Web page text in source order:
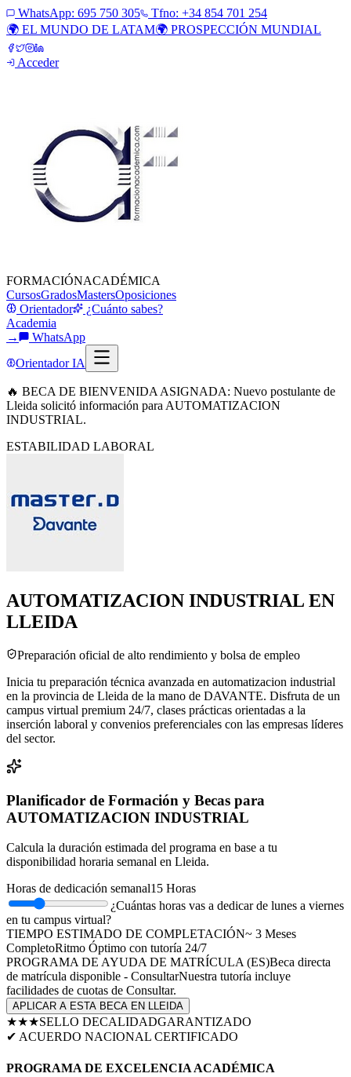
WhatsApp: 695 750 305
Tfno: +34 854 701 254
🌍 EL MUNDO DE LATAM🌍 PROSPECCIÓN MUNDIAL
Acceder
FORMACIÓNACADÉMICA
CursosGradosMastersOposiciones
Orientador
¿Cuánto sabes?
Academia
→
WhatsApp
Orientador IA
🔥 BECA DE BIENVENIDA ASIGNADA: Nuevo postulante de
Lleida solicitó información para AUTOMATIZACION
INDUSTRIAL.
ESTABILIDAD LABORAL
AUTOMATIZACION INDUSTRIAL EN
LLEIDA
Preparación oficial de alto rendimiento y bolsa de empleo
Inicia tu preparación técnica avanzada en automatizacion industrial
en la provincia de Lleida de la mano de DAVANTE. Disfruta de un
campus virtual premium 24/7, clases prácticas orientadas a la
inserción laboral y convenios preferenciales con las empresas líderes
del sector.
Planificador de Formación y Becas para
AUTOMATIZACION INDUSTRIAL
Calcula la duración estimada del programa en base a tu
disponibilidad horaria semanal en Lleida.
Horas de dedicación semanal15 Horas
¿Cuántas horas vas a dedicar de lunes a viernes
en tu campus virtual?
TIEMPO ESTIMADO DE COMPLETACIÓN~ 3 Meses
CompletoRitmo Óptimo con tutoría 24/7
PROGRAMA DE AYUDA DE MATRÍCULA (ES)Beca directa
de matrícula disponible - ConsultarNuestra tutoría incluye
facilidades de cuotas de Consultar.
APLICAR A ESTA BECA EN LLEIDA
★★★SELLO DECALIDADGARANTIZADO
✔ ACUERDO NACIONAL CERTIFICADO
PROGRAMA DE EXCELENCIA ACADÉMICA